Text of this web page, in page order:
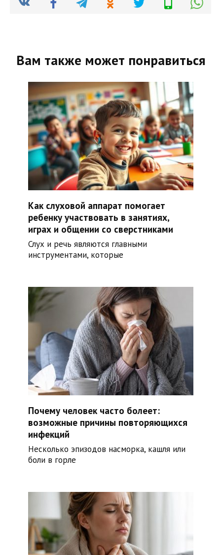
Вам также может понравиться
Как слуховой аппарат помогает
ребенку участвовать в занятиях,
играх и общении со сверстниками
Слух и речь являются главными
инструментами, которые
Почему человек часто болеет:
возможные причины повторяющихся
инфекций
Несколько эпизодов насморка, кашля или
боли в горле